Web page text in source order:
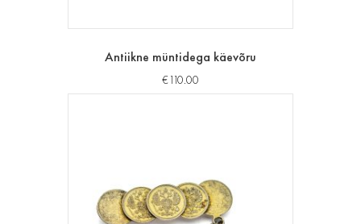
Antiikne müntidega käevõru
€110.00